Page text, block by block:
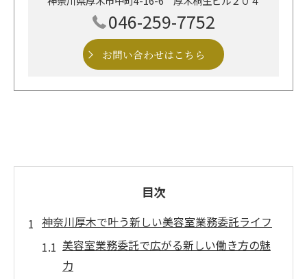
046-259-7752
お問い合わせはこちら
目次
神奈川厚木で叶う新しい美容室業務委託ライフ
美容室業務委託で広がる新しい働き方の魅
力